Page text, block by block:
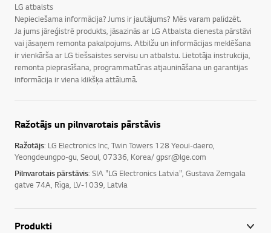
LG atbalsts
Nepieciešama informācija? Jums ir jautājums? Mēs varam palīdzēt.
Ja jums jāreģistrē produkts, jāsazinās ar LG Atbalsta dienesta pārstāvi
vai jāsaņem remonta pakalpojums. Atbilžu un informācijas meklēšana
ir vienkārša ar LG tiešsaistes servisu un atbalstu. Lietotāja instrukcija,
remonta pieprasīšana, programmatūras atjaunināšana un garantijas
informācija ir viena klikšķa attālumā.
Ražotājs un pilnvarotais pārstāvis
Ražotājs: LG Electronics Inc, Twin Towers 128 Yeoui-daero,
Yeongdeungpo-gu, Seoul, 07336, Korea/ gpsr@lge.com
Pilnvarotais pārstāvis: SIA "LG Electronics Latvia", Gustava Zemgala
gatve 74A, Rīga, LV-1039, Latvia
Produkti